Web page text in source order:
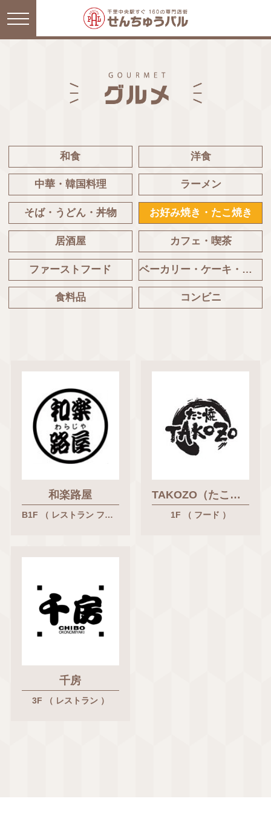
和食 洋食
中華・韓国料理 ラーメン
そば・うどん・丼物 お好み焼き・たこ焼き
居酒屋 カフェ・喫茶
ファーストフード ベーカリー・ケーキ・菓子
食料品 コンビニ
和楽路屋
B1F （ レストラン フード ）
TAKOZO（たこぞう）千里中央店
1F （ フード ）
千房
3F （ レストラン ）